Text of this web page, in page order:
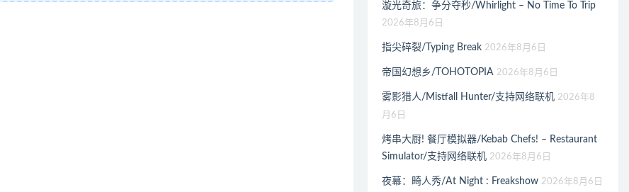
漩光奇旅：争分夺秒/Whirlight – No Time To Trip
2026年8月6日
指尖碎裂/Typing Break 2026年8月6日
帝国幻想乡/TOHOTOPIA 2026年8月6日
雾影猎人/Mistfall Hunter/支持网络联机 2026年8
月6日
烤串大厨! 餐厅模拟器/Kebab Chefs! – Restaurant
Simulator/支持网络联机 2026年8月6日
夜幕：畸人秀/At Night : Freakshow 2026年8月6日